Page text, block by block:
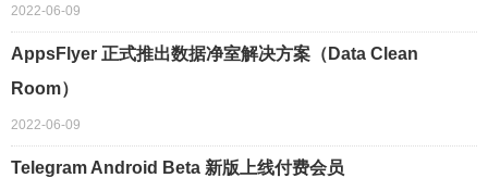
2022-06-09
AppsFlyer 正式推出数据净室解决方案（Data Clean
Room）
2022-06-09
Telegram Android Beta 新版上线付费会员